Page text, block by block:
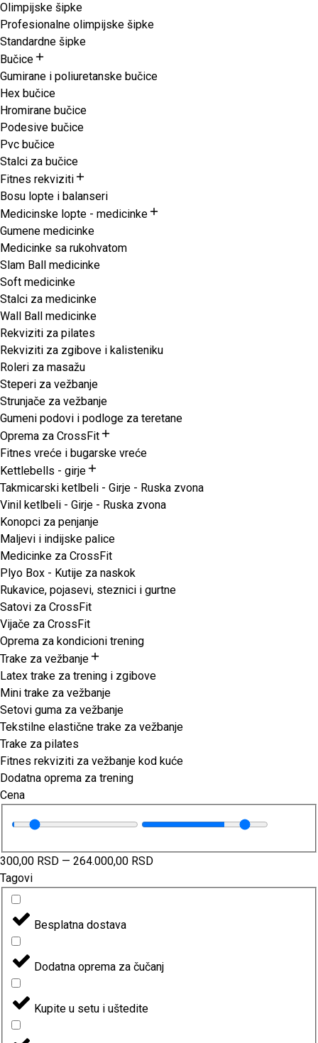
Olimpijske šipke
Profesionalne olimpijske šipke
Standardne šipke
Bučice
Gumirane i poliuretanske bučice
Hex bučice
Hromirane bučice
Podesive bučice
Pvc bučice
Stalci za bučice
Fitnes rekviziti
Bosu lopte i balanseri
Medicinske lopte - medicinke
Gumene medicinke
Medicinke sa rukohvatom
Slam Ball medicinke
Soft medicinke
Stalci za medicinke
Wall Ball medicinke
Rekviziti za pilates
Rekviziti za zgibove i kalisteniku
Roleri za masažu
Steperi za vežbanje
Strunjače za vežbanje
Gumeni podovi i podloge za teretane
Oprema za CrossFit
Fitnes vreće i bugarske vreće
Kettlebells - girje
Takmicarski ketlbeli - Girje - Ruska zvona
Vinil ketlbeli - Girje - Ruska zvona
Konopci za penjanje
Maljevi i indijske palice
Medicinke za CrossFit
Plyo Box - Kutije za naskok
Rukavice, pojasevi, steznici i gurtne
Satovi za CrossFit
Vijače za CrossFit
Oprema za kondicioni trening
Trake za vežbanje
Latex trake za trening i zgibove
Mini trake za vežbanje
Setovi guma za vežbanje
Tekstilne elastične trake za vežbanje
Trake za pilates
Fitnes rekviziti za vežbanje kod kuće
Dodatna oprema za trening
Cena
300,00 RSD — 264.000,00 RSD
Tagovi
Besplatna dostava
Dodatna oprema za čučanj
Kupite u setu i uštedite